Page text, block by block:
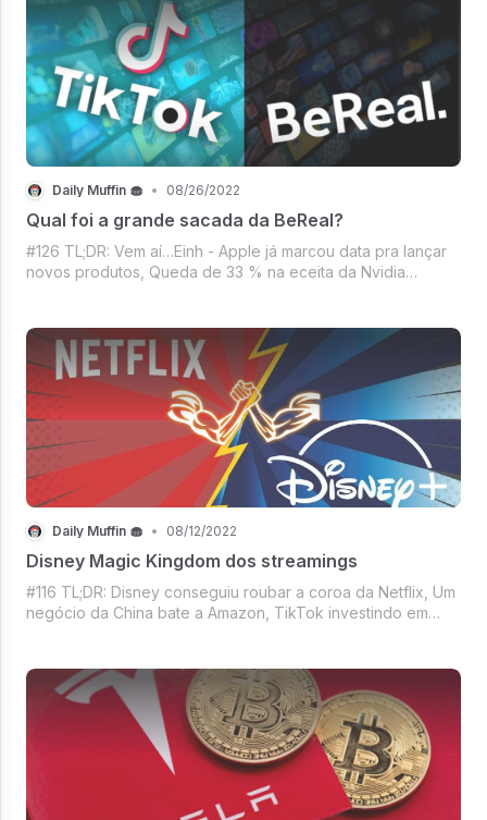
Daily Muffin 🧁 • 08/26/2022
Qual foi a grande sacada da BeReal?
#126 TL;DR: Vem aí…Einh - Apple já marcou data pra lançar
novos produtos, Queda de 33 % na eceita da Nvidia
serviço de caronas, Mercado crypto com B
Daily Muffin 🧁 • 08/12/2022
Disney Magic Kingdom dos streamings
#116 TL;DR: Disney conseguiu roubar a coroa da Netflix, Um
negócio da China bate a Amazon, TikTok investindo em
é sexta.